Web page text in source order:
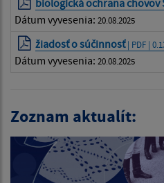
Dátum vyvesenia: 20.08.2025
žiadosť o súčinnosť| PDF |
Dátum vyvesenia: 20.08.2025
Zoznam aktualít: